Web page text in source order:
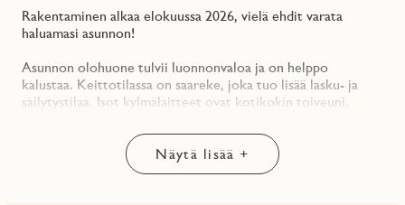
Rakentaminen alkaa elokuussa 2026, vielä ehdit varata
haluamasi asunnon!
Asunnon olohuone tulvii luonnonvaloa ja on helppo
kalustaa. Keittotilassa on saareke, joka tuo lisää lasku- ja
säilytystilaa. Isot kylmälaitteet ovat kotikokin toiveuni.
Päämakuuhuoneessa ja eteisessä on ruhtinaallisesti
säilytystilaa, liukuovet pitävät kodin järjestyksessä ja luovat
linjakkaan ilmeen. Kylpyhuone ja sauna on osa arjen
Näytä lisää +